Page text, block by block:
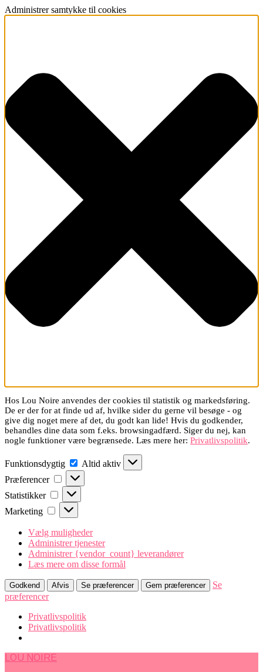
Administrer samtykke til cookies
Hos Lou Noire anvendes der cookies til statistik og markedsføring.
De er der for at finde ud af, hvilke sider du gerne vil besøge - og
give dig noget mere af det, du godt kan lide! Hvis du godkender,
behandles dine data som f.eks. browsingadfærd. Siger du nej, kan
nogle funktioner være begrænsede. Læs mere her: Privatlivspolitik.
Funktionsdygtig Funktionsdygtig
Altid aktiv
Præferencer
Præferencer
Statistikker Statistikker
Marketing Marketing
Vælg muligheder
Administrer tjenester
Administrer {vendor_count} leverandører
Læs mere om disse formål
Godkend Afvis Se præferencer Gem præferencer
Se
præferencer
Privatlivspolitik
Privatlivspolitik
LOU NOIRE